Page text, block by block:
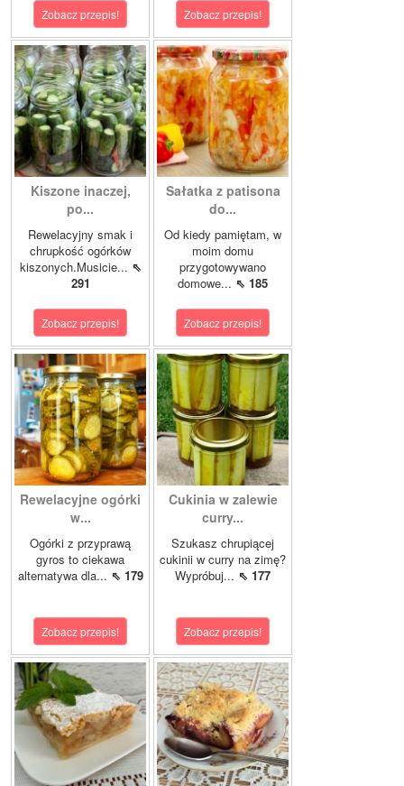
Zobacz przepis! Zobacz przepis!
Kiszone inaczej,
po...
Rewelacyjny smak i
chrupkość ogórków
kiszonych.Musicie... ⇖
291
Zobacz przepis!
Sałatka z patisona
do...
Od kiedy pamiętam, w
moim domu
przygotowywano
domowe... ⇖ 185
Zobacz przepis!
Rewelacyjne ogórki
w...
Ogórki z przyprawą
gyros to ciekawa
alternatywa dla... ⇖ 179
Zobacz przepis!
Cukinia w zalewie
curry...
Szukasz chrupiącej
cukinii w curry na zimę?
Wypróbuj... ⇖ 177
Zobacz przepis!